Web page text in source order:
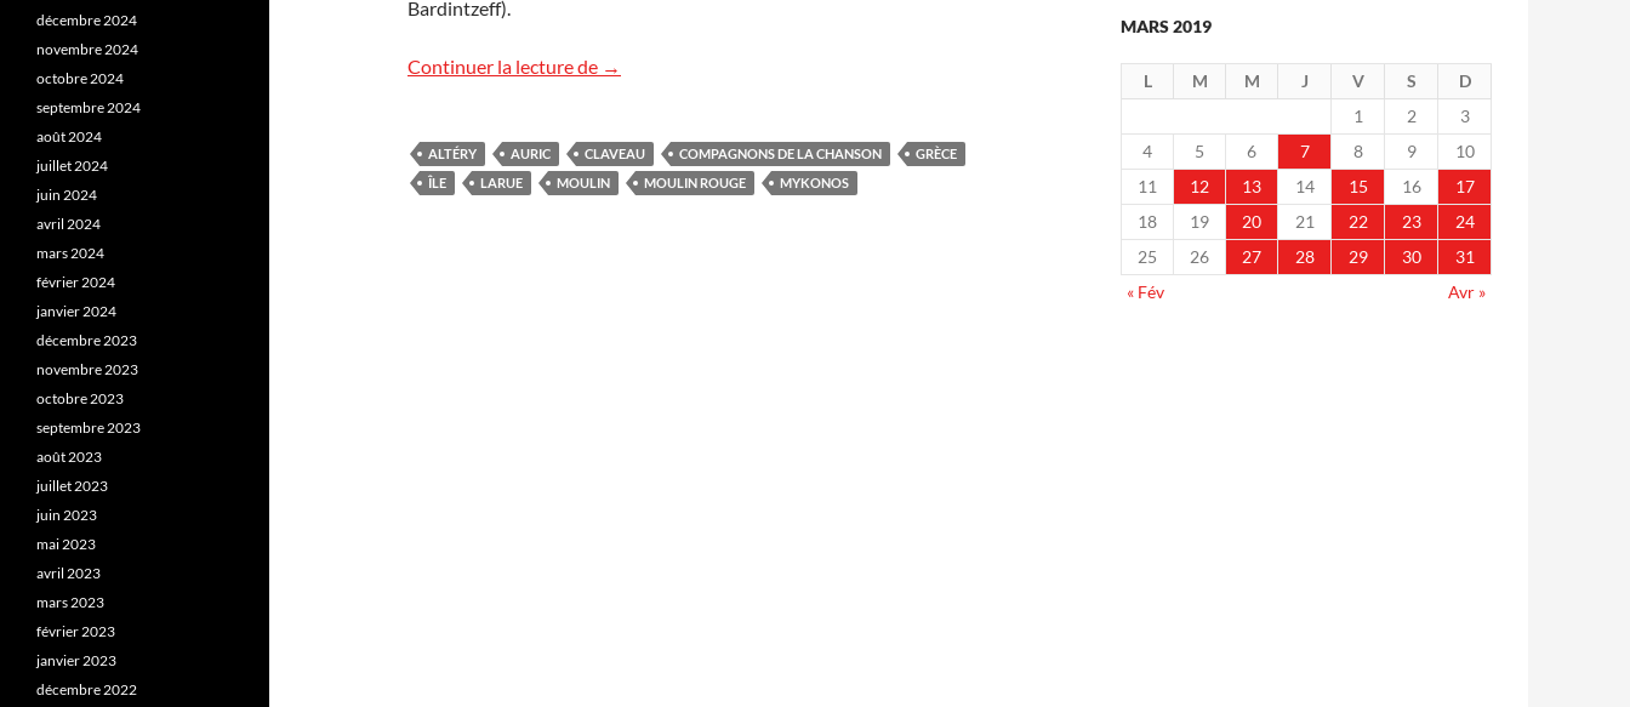
Bardintzeff).
Continuer la lecture de Moulin des amours, tu tournes tes ailes
→
ALTÉRY AURIC CLAVEAU COMPAGNONS DE LA CHANSON
GRÈCE
ÎLE
LARUE MOULIN MOULIN ROUGE MYKONOS
MARS 2019
L M M J V S
D
1
2
3
4
5 6 7 8 9
10
11
12 13 14 15 16
17
18
19 20 21 22 23
24
25
26 27 28 29 30
31
« Fév
Avr »
décembre 2024
novembre 2024
octobre 2024
septembre 2024
août 2024
juillet 2024
juin 2024
avril 2024
mars 2024
février 2024
janvier 2024
décembre 2023
novembre 2023
octobre 2023
septembre 2023
août 2023
juillet 2023
juin 2023
mai 2023
avril 2023
mars 2023
février 2023
janvier 2023
décembre 2022